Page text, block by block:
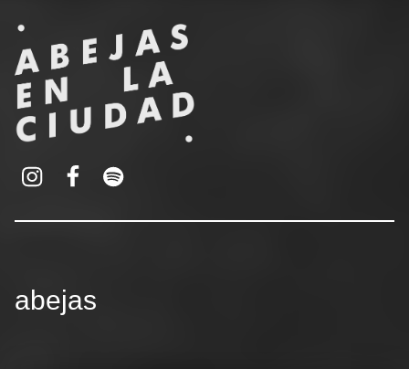
Author:
abejas